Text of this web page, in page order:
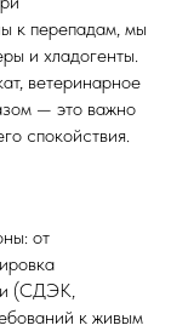
к перепадам, мы
и хладогенты.
ветеринарное
— это важно
спокойствия.
от
(СДЭК,
к живым